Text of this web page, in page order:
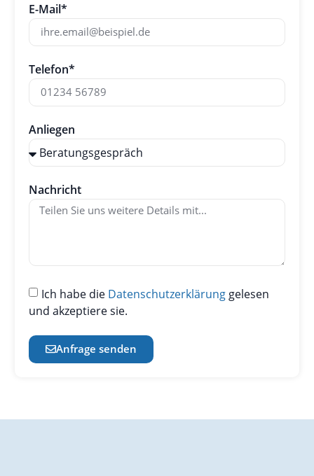
E-Mail*
Telefon*
Anliegen
Nachricht
Ich habe die Datenschutzerklärung gelesen
und akzeptiere sie.
Anfrage senden